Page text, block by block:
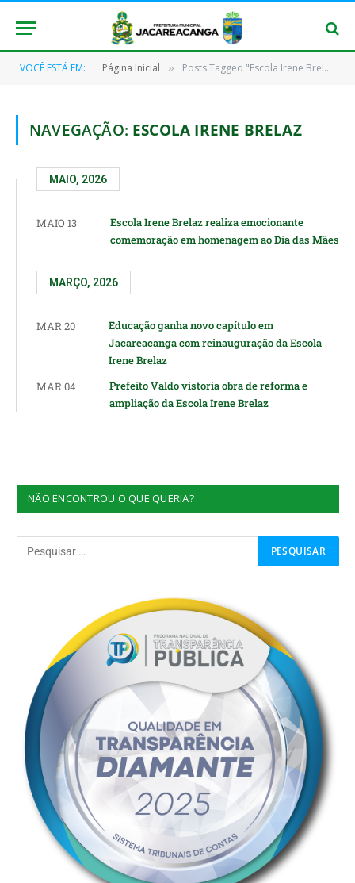
VOCÊ ESTÁ EM: Página Inicial » Posts Tagged "Escola Irene Brelaz"
NAVEGAÇÃO: ESCOLA IRENE BRELAZ
MAIO, 2026
MAIO 13
Escola Irene Brelaz realiza emocionante
comemoração em homenagem ao Dia das Mães
MARÇO, 2026
MAR 20
Educação ganha novo capítulo em
Jacareacanga com reinauguração da Escola
Irene Brelaz
MAR 04
Prefeito Valdo vistoria obra de reforma e
ampliação da Escola Irene Brelaz
NÃO ENCONTROU O QUE QUERIA?